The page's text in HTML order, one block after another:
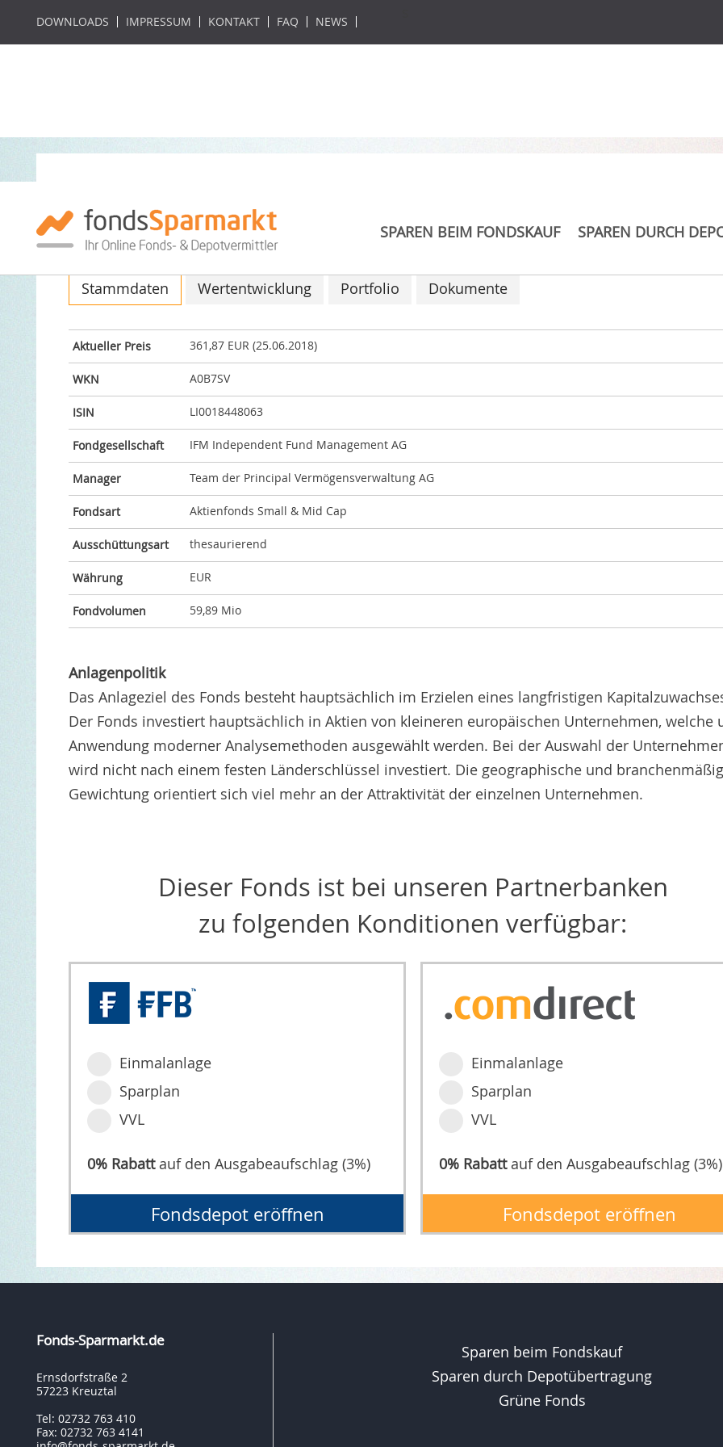
DOWNLOADS IMPRESSUM KONTAKT FAQ NEWS
SPAREN BEIM FONDSKAUF SPAREN DURCH
Scherrer Small Caps Europe
ISIN: LI0018448063 / WKN: A0B7SV
Stammdaten Wertentwicklung Portfolio Dokumente
Aktueller Preis 361,87 EUR (25.06.2018)
WKN A0B7SV
ISIN LI0018448063
Fondgesellschaft IFM Independent Fund Management AG
Manager Team der Principal Vermögensverwaltung AG
Fondsart Aktienfonds Small & Mid Cap
Ausschüttungsart thesaurierend
Währung EUR
Fondvolumen 59,89 Mio
Anlagenpolitik
Das Anlageziel des Fonds besteht hauptsächlich im Erzielen eines langfristigen
Der Fonds investiert hauptsächlich in Aktien von kleineren europäischen Unternehmen, welche
Anwendung moderner Analysemethoden ausgewählt werden. Bei der Auswahl der
wird nicht nach einem festen Länderschlüssel investiert. Die geographische und
Gewichtung orientiert sich viel mehr an der Attraktivität der einzelnen Unternehmen.
Dieser Fonds ist bei unseren Partnerbanken
zu folgenden Konditionen verfügbar:
Einmalanlage
Sparplan
VVL
0% Rabattauf den Ausgabeaufschlag (3%)
Fondsdepot eröffnen
Einmalanlage
Sparplan
VVL
0% Rabattauf den Ausgabeaufschlag (3%)
Fondsdepot eröffnen
Fonds-Sparmarkt.de
Ernsdorfstraße 2
57223 Kreuztal
Tel: 02732 763 410
Fax: 02732 763 4141
Sparen beim Fondskauf
Sparen durch Depotübertragung
Grüne Fonds